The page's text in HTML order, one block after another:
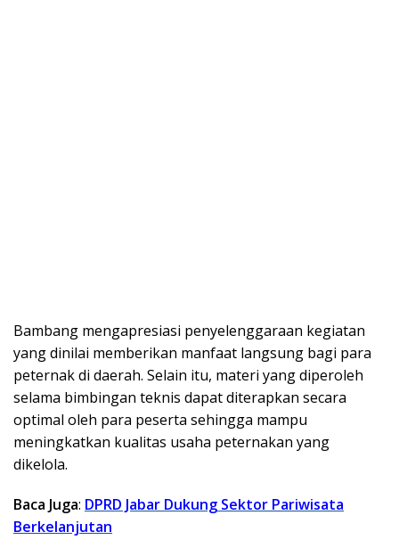
Bambang mengapresiasi penyelenggaraan kegiatan
yang dinilai memberikan manfaat langsung bagi para
peternak di daerah. Selain itu, materi yang diperoleh
selama bimbingan teknis dapat diterapkan secara
optimal oleh para peserta sehingga mampu
meningkatkan kualitas usaha peternakan yang
dikelola.
Baca Juga: DPRD Jabar Dukung Sektor Pariwisata
Berkelanjutan